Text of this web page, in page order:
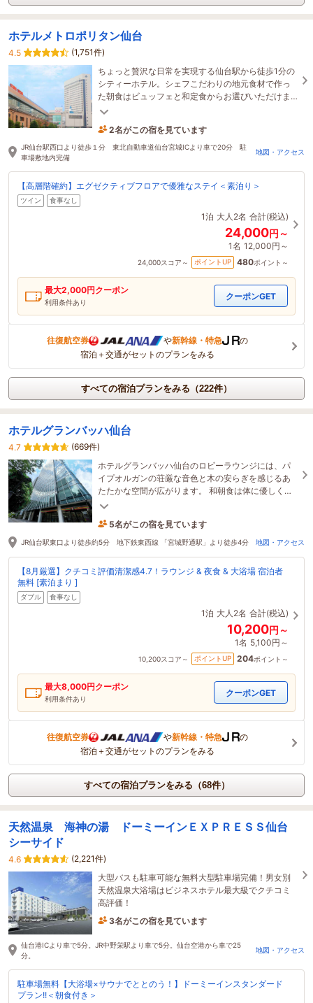
ホテルメトロポリタン仙台
4.5
(1,751件)
ちょっと贅沢な日常を実現する仙台駅から徒歩1分の
シティーホテル。シェフこだわりの地元食材で作っ
た朝食はビュッフェと和定食からお選びいただけま
す。YouTube・Netflixなど視聴可能TV。
2名がこの宿を見ています
1時間前に予約されました
JR仙台駅西口より徒歩１分 東北自動車道仙台宮城ICより車で20分 駐
車場敷地内完備
地図・アクセス
【高層階確約】エグゼクティブフロアで優雅なステイ＜素泊り＞
ツイン 食事なし
1泊 大人2名 合計(税込)
24,000円～
1名 12,000円～
24,000スコア～ ポイントUP 480ポイント～
最大2,000円クーポン
利用条件あり
クーポンGET
往復航空券 や新幹線・特急
の
宿泊＋交通がセットのプランをみる
すべての宿泊プランをみる（222件）
ホテルグランバッハ仙台
4.7
(669件)
ホテルグランバッハ仙台のロビーラウンジには、パ
イプオルガンの荘厳な音色と木の安らぎを感じるあ
たたかな空間が広がります。 和朝食は体に優しく、
東北の滋味をたっぷり味わっていただける逸品で
5名がこの宿を見ています
1時間前に予約されました
JR仙台駅東口より徒歩約5分 地下鉄東西線 「宮城野通駅」より徒歩4分 地図・アクセス
【8月厳選】クチコミ評価清潔感4.7！ラウンジ & 夜食 & 大浴場 宿泊者
無料 [素泊まり ]
ダブル 食事なし
1泊 大人2名 合計(税込)
10,200円～
1名 5,100円～
10,200スコア～ ポイントUP 204ポイント～
最大8,000円クーポン
利用条件あり
クーポンGET
往復航空券 や新幹線・特急
の
宿泊＋交通がセットのプランをみる
すべての宿泊プランをみる（68件）
天然温泉 海神の湯 ドーミーインＥＸＰＲＥＳＳ仙台
シーサイド
4.6
(2,221件)
大型バスも駐車可能な無料大型駐車場完備！男女別
天然温泉大浴場はビジネスホテル最大級でクチコミ
高評価！
3名がこの宿を見ています
仙台港ICより車で5分。JR中野栄駅より車で5分。仙台空港から車で25
分。
地図・アクセス
駐車場無料【大浴場×サウナでととのう！】ドーミーインスタンダード
プラン!!＜朝食付き＞